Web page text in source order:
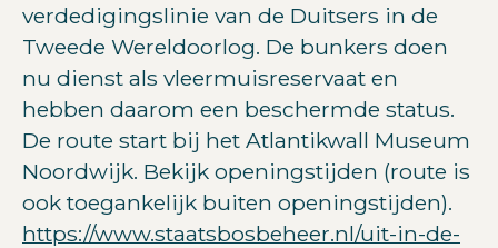
verdedigingslinie van de Duitsers in de
Tweede Wereldoorlog. De bunkers doen
nu dienst als vleermuisreservaat en
hebben daarom een beschermde status.
De route start bij het Atlantikwall Museum
Noordwijk. Bekijk openingstijden (route is
ook toegankelijk buiten openingstijden).
https://www.staatsbosbeheer.nl/uit-in-de-